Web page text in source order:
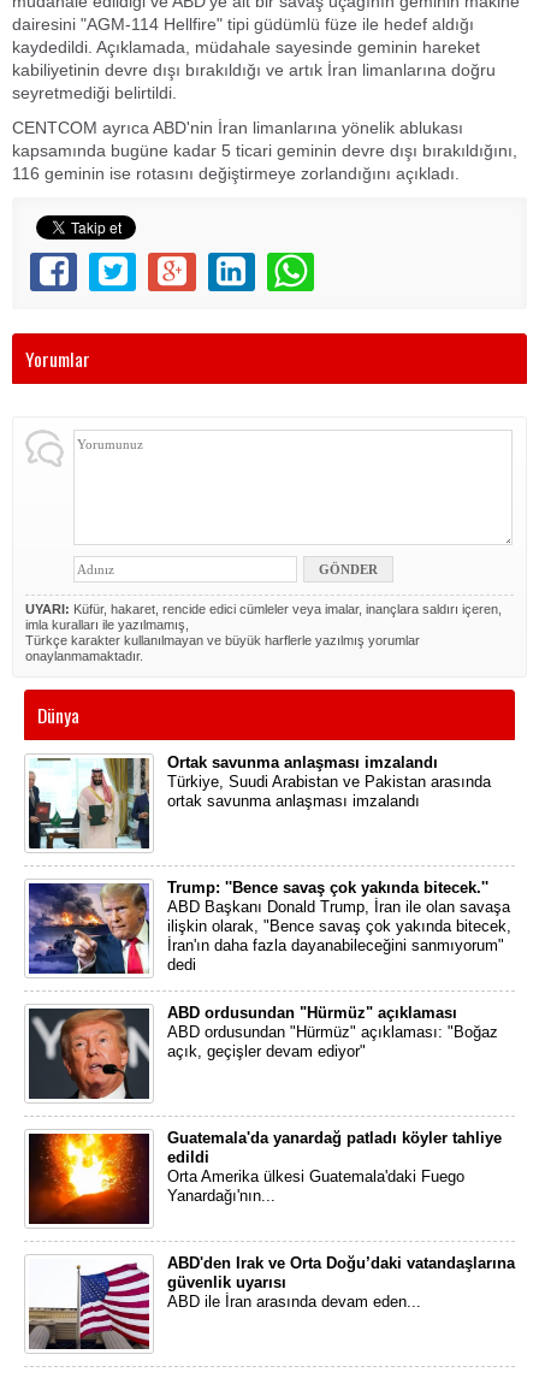
dairesini "AGM-114 Hellfire" tipi güdümlü füze ile hedef aldığı
kaydedildi. Açıklamada, müdahale sayesinde geminin hareket
kabiliyetinin devre dışı bırakıldığı ve artık İran limanlarına doğru
seyretmediği belirtildi.
CENTCOM ayrıca ABD'nin İran limanlarına yönelik ablukası
kapsamında bugüne kadar 5 ticari geminin devre dışı bırakıldığını,
116 geminin ise rotasını değiştirmeye zorlandığını açıkladı.
Yorumlar
UYARI: Küfür, hakaret, rencide edici cümleler veya imalar, inançlara saldırı içeren,
imla kuralları ile yazılmamış,
Türkçe karakter kullanılmayan ve büyük harflerle yazılmış yorumlar
onaylanmamaktadır.
Dünya
Ortak savunma anlaşması imzalandı
Türkiye, Suudi Arabistan ve Pakistan arasında
ortak savunma anlaşması imzalandı
Trump: ''Bence savaş çok yakında bitecek.''
ABD Başkanı Donald Trump, İran ile olan savaşa
ilişkin olarak, "Bence savaş çok yakında bitecek,
İran'ın daha fazla dayanabileceğini sanmıyorum"
dedi
ABD ordusundan "Hürmüz" açıklaması
ABD ordusundan "Hürmüz" açıklaması: "Boğaz
açık, geçişler devam ediyor"
Guatemala'da yanardağ patladı köyler tahliye
edildi
Orta Amerika ülkesi Guatemala'daki Fuego
Yanardağı'nın...
ABD'den Irak ve Orta Doğu’daki vatandaşlarına
güvenlik uyarısı
ABD ile İran arasında devam eden...